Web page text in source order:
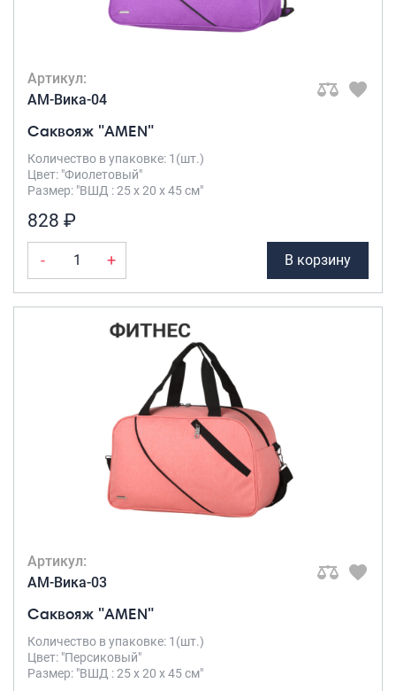
Артикул:
AM-Вика-04
Саквояж "AMEN"
Количество в упаковке: 1(шт.)
Цвет: "Фиолетовый"
Размер: "ВШД : 25 х 20 х 45 см"
828 ₽
- + В корзину
Артикул:
AM-Вика-03
Саквояж "AMEN"
Количество в упаковке: 1(шт.)
Цвет: "Персиковый"
Размер: "ВШД : 25 х 20 х 45 см"